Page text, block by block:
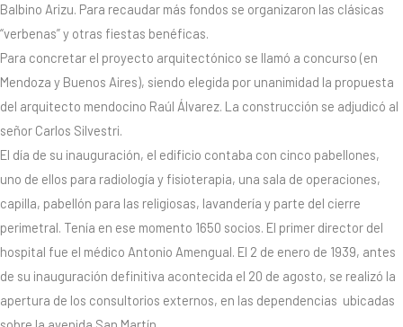
Balbino Arizu. Para recaudar más fondos se organizaron las clásicas
“verbenas” y otras fiestas benéficas.
Para concretar el proyecto arquitectónico se llamó a concurso (en
Mendoza y Buenos Aires), siendo elegida por unanimidad la propuesta
del arquitecto mendocino Raúl Álvarez. La construcción se adjudicó al
señor Carlos Silvestri.
El día de su inauguración, el edificio contaba con cinco pabellones,
uno de ellos para radiología y fisioterapia, una sala de operaciones,
capilla, pabellón para las religiosas, lavandería y parte del cierre
perimetral. Tenía en ese momento 1650 socios. El primer director del
hospital fue el médico Antonio Amengual. El 2 de enero de 1939, antes
de su inauguración definitiva acontecida el 20 de agosto, se realizó la
apertura de los consultorios externos, en las dependencias ubicadas